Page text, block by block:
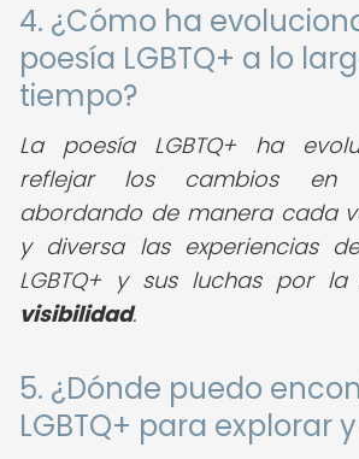
4. ¿Cómo ha
poesía LGBTQ+ a lo
tiempo?
La poesía LGBTQ+ ha
reflejar los cambios
abordando de manera cada
y diversa las experiencias
LGBTQ+ y sus luchas por la
visibilidad.
5. ¿Dónde puedo
LGBTQ+ para explorar